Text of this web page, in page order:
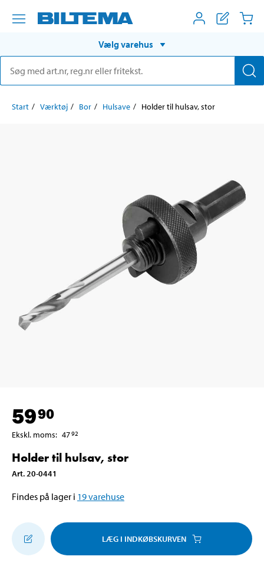
Vælg varehus
Start Værktøj Bor Hulsave Holder til hulsav, stor
5990
Ekskl. moms: 4792
Holder til hulsav, stor
Art. 20-0441
Findes på lager i 19varehuse
LÆG I INDKØBSKURVEN